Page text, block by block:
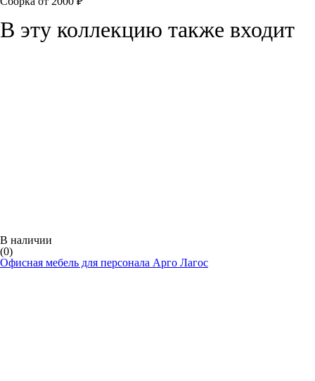
В эту коллекцию также входит
В наличии
(0)
Офисная мебель для персонала Арго Лагос